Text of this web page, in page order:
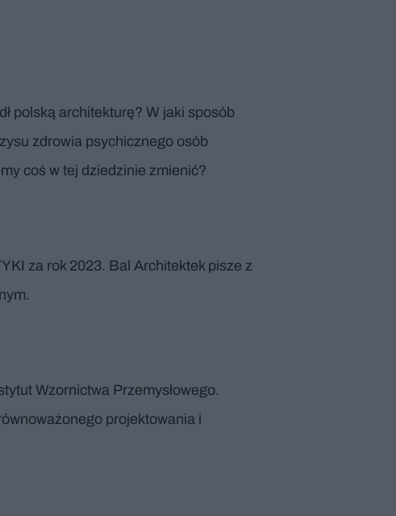
polską architekturę? W jaki sposób
zdrowia psychicznego osób
coś w tej dziedzinie zmienić?
za rok 2023. Bal Architektek pisze z
Wzornictwa Przemysłowego.
projektowania i